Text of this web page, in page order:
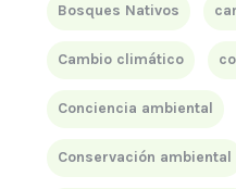
Bosques Nativos
Cambio climático
Conciencia ambiental
Conservación ambiental